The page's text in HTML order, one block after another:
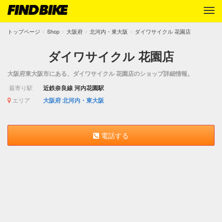
トップページ Shop 大阪府 北河内・東大阪 ダイワサイクル 花園店
ダイワサイクル 花園店
大阪府東大阪市にある、ダイワサイクル 花園店のショップ詳細情報。
最寄り駅 近鉄奈良線 河内花園駅
エリア 大阪府北河内・東大阪
電話する